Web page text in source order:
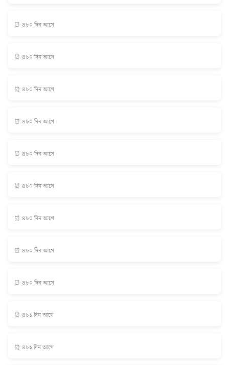
⏰ ৪৮০ দিন আগে
⏰ ৪৮০ দিন আগে
⏰ ৪৮০ দিন আগে
⏰ ৪৮০ দিন আগে
⏰ ৪৮০ দিন আগে
⏰ ৪৮০ দিন আগে
⏰ ৪৮০ দিন আগে
⏰ ৪৮০ দিন আগে
⏰ ৪৮০ দিন আগে
⏰ ৪৮১ দিন আগে
⏰ ৪৮১ দিন আগে